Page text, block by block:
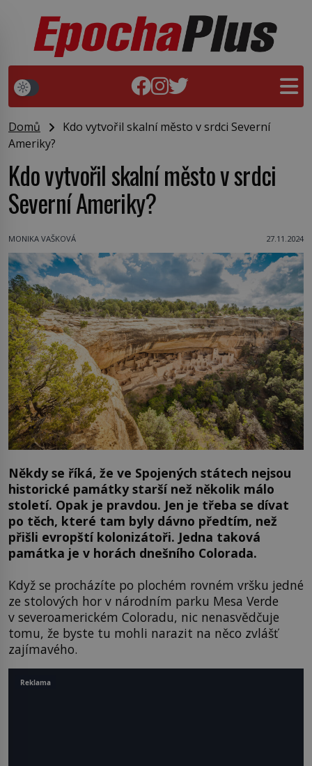
Domů
Kdo vytvořil skalní město v srdci Severní
Ameriky?
Kdo vytvořil skalní město v srdci
Severní Ameriky?
MONIKA VAŠKOVÁ 27.11.2024
Někdy se říká, že ve Spojených státech nejsou
historické památky starší než několik málo
století. Opak je pravdou. Jen je třeba se dívat
po těch, které tam byly dávno předtím, než
přišli evropští kolonizátoři. Jedna taková
památka je v horách dnešního Colorada.
Když se procházíte po plochém rovném vršku jedné
ze stolových hor v národním parku Mesa Verde
v severoamerickém Coloradu, nic nenasvědčuje
tomu, že byste tu mohli narazit na něco zvlášť
zajímavého.
Reklama